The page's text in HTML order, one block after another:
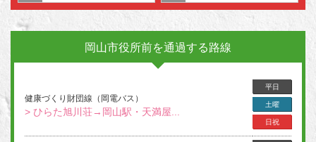
岡山市役所前を通過する路線
健康づくり財団線（岡電バス）
> ひらた旭川荘→岡山駅・天満屋...
平日
土曜
日祝